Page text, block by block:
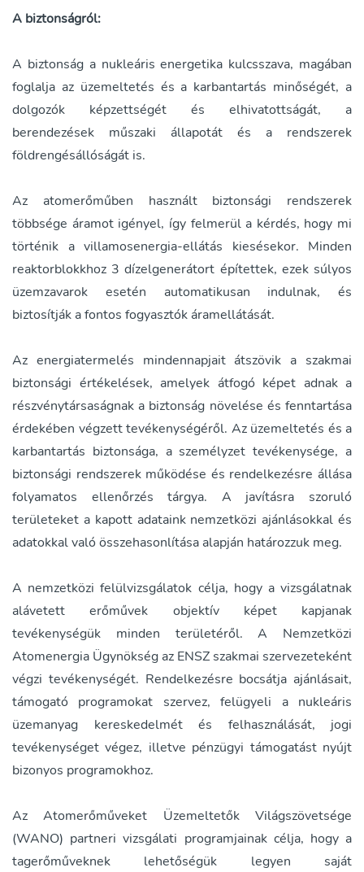
A biztonságról:
A biztonság a nukleáris energetika kulcsszava, magában
foglalja az üzemeltetés és a karbantartás minőségét, a
dolgozók képzettségét és elhivatottságát, a
berendezések műszaki állapotát és a rendszerek
földrengésállóságát is.
Az atomerőműben használt biztonsági rendszerek
többsége áramot igényel, így felmerül a kérdés, hogy mi
történik a villamosenergia-ellátás kiesésekor. Minden
reaktorblokkhoz 3 dízelgenerátort építettek, ezek súlyos
üzemzavarok esetén automatikusan indulnak, és
biztosítják a fontos fogyasztók áramellátását.
Az energiatermelés mindennapjait átszövik a szakmai
biztonsági értékelések, amelyek átfogó képet adnak a
részvénytársaságnak a biztonság növelése és fenntartása
érdekében végzett tevékenységéről. Az üzemeltetés és a
karbantartás biztonsága, a személyzet tevékenysége, a
biztonsági rendszerek működése és rendelkezésre állása
folyamatos ellenőrzés tárgya. A javításra szoruló
területeket a kapott adataink nemzetközi ajánlásokkal és
adatokkal való összehasonlítása alapján határozzuk meg.
A nemzetközi felülvizsgálatok célja, hogy a vizsgálatnak
alávetett erőművek objektív képet kapjanak
tevékenységük minden területéről. A Nemzetközi
Atomenergia Ügynökség az ENSZ szakmai szervezeteként
végzi tevékenységét. Rendelkezésre bocsátja ajánlásait,
támogató programokat szervez, felügyeli a nukleáris
üzemanyag kereskedelmét és felhasználását, jogi
tevékenységet végez, illetve pénzügyi támogatást nyújt
bizonyos programokhoz.
Az Atomerőműveket Üzemeltetők Világszövetsége
(WANO) partneri vizsgálati programjainak célja, hogy a
tagerőműveknek lehetőségük legyen saját